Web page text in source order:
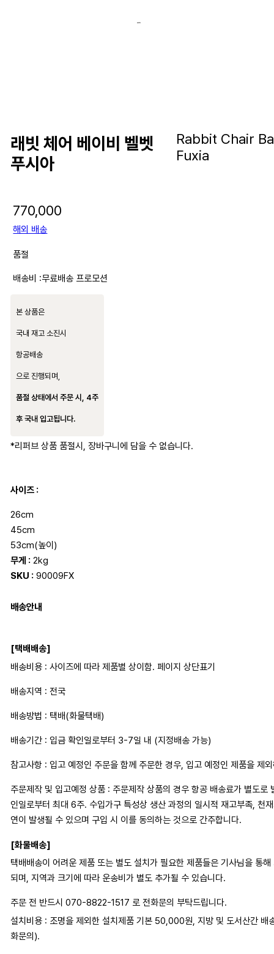
래빗 체어 베이비 벨벳
푸시아
Rabbit Chair
Fuxia
770,000
해외 배송
품절
배송비 :무료배송 프로모션
본 상품은
국내 재고 소진시
항공배송
으로 진행되며,
품절 상태에서 주문 시, 4주
후 국내 입고됩니다.
*리퍼브 상품 품절시, 장바구니에 담을 수 없습니다.
사이즈 :
26cm
45cm
53cm(높이)
무게 :2kg
SKU :90009FX
배송안내
[택배배송]
배송비용 : 사이즈에 따라 제품별 상이함. 페이지 상단표기
배송지역 : 전국
배송방법 : 택배(화물택배)
배송기간 : 입금 확인일로부터 3-7일 내 (지정배송 가능)
참고사항 : 입고 예정인 주문을 함께 주문한 경우, 입고 예정인 제품을 제
주문제작 및 입고예정 상품 : 주문제작 상품의 경우 항공 배송료가 별도로
인일로부터 최대 6주. 수입가구 특성상 생산 과정의 일시적 재고부족, 천
연이 발생될 수 있으며 구입 시 이를 동의하는 것으로 간주합니다.
[화물배송]
택배배송이 어려운 제품 또는 별도 설치가 필요한 제품들은 기사님을 통
되며, 지역과 크기에 따라 운송비가 별도 추가될 수 있습니다.
주문 전 반드시 070-8822-1517 로 전화문의 부탁드립니다.
설치비용 : 조명을 제외한 설치제품 기본 50,000원, 지방 및 도서산간 배
화문의).